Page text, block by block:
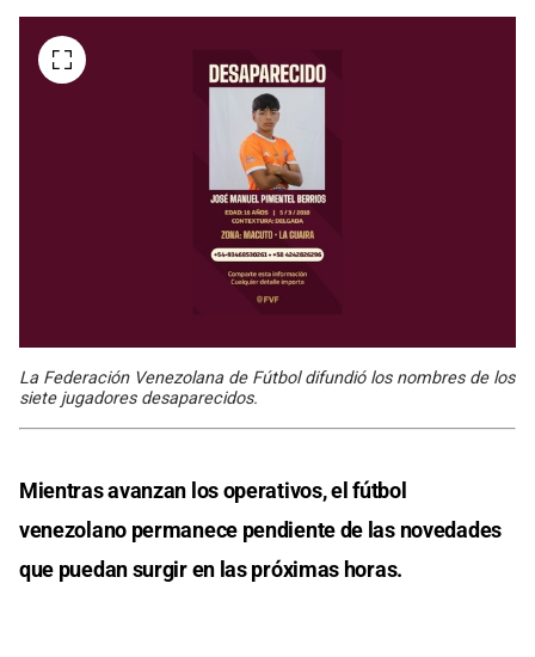
La Federación Venezolana de Fútbol difundió los nombres de los
siete jugadores desaparecidos.
Mientras avanzan los operativos, el fútbol
venezolano permanece pendiente de las novedades
que puedan surgir en las próximas horas.